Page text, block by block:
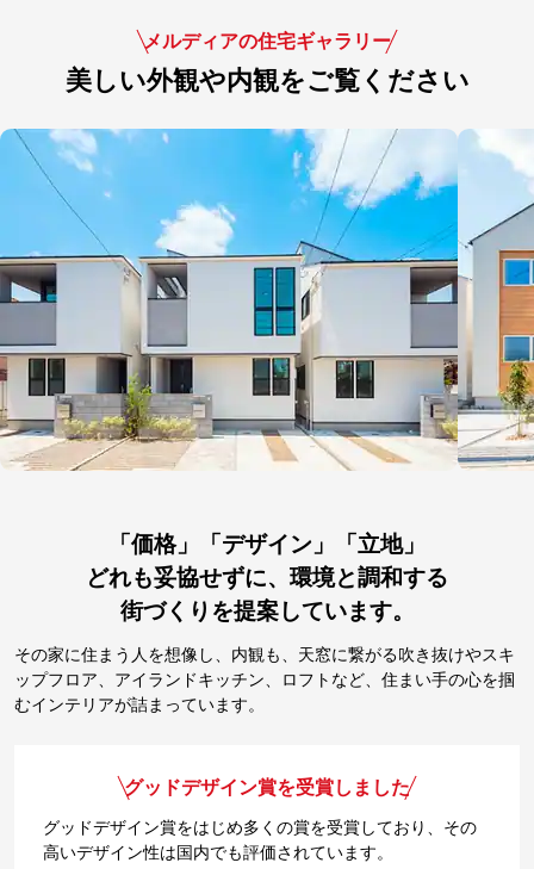
メルディアの住宅ギャラリー
美しい外観や内観をご覧ください
「価格」「デザイン」「立地」
どれも妥協せずに、環境と調和する
街づくりを提案しています。
その家に住まう人を想像し、内観も、天窓に繋がる吹き抜けやスキ
ップフロア、アイランドキッチン、ロフトなど、住まい手の心を掴
むインテリアが詰まっています。
グッドデザイン賞を受賞しました
グッドデザイン賞をはじめ多くの賞を受賞しており、その
高いデザイン性は国内でも評価されています。